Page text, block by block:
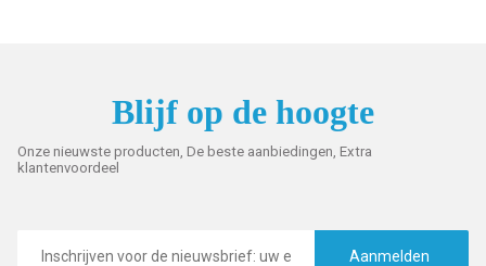
Blijf op de hoogte
Onze nieuwste producten, De beste aanbiedingen, Extra
klantenvoordeel
mailadres
Aanmelden